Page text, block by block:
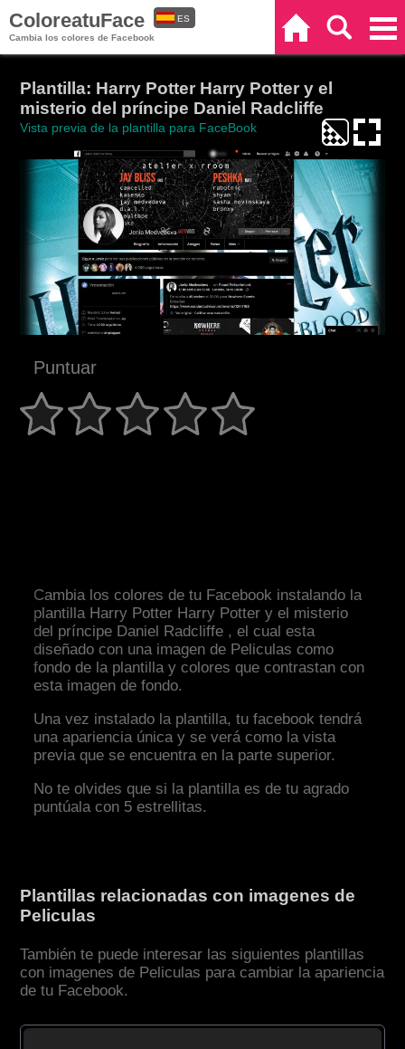
ColoreatuFace
Cambia los colores de Facebook
ES
Plantilla: Harry Potter Harry Potter y el
misterio del príncipe Daniel Radcliffe
Vista previa de la plantilla para FaceBook
Puntuar
Cambia los colores de tu Facebook instalando la
plantilla Harry Potter Harry Potter y el misterio
del príncipe Daniel Radcliffe , el cual esta
diseñado con una imagen de Peliculas como
fondo de la plantilla y colores que contrastan con
esta imagen de fondo.
Una vez instalado la plantilla, tu facebook tendrá
una apariencia única y se verá como la vista
previa que se encuentra en la parte superior.
No te olvides que si la plantilla es de tu agrado
puntúala con 5 estrellitas.
Plantillas relacionadas con imagenes de
Peliculas
También te puede interesar las siguientes plantillas
con imagenes de Peliculas para cambiar la apariencia
de tu Facebook.